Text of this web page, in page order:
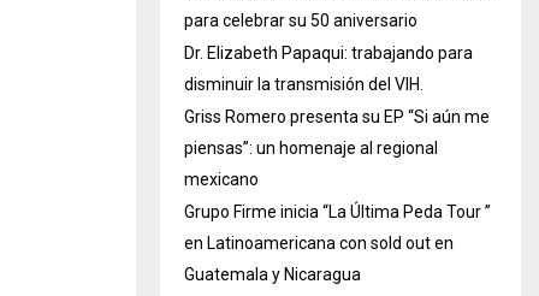
para celebrar su 50 aniversario
Dr. Elizabeth Papaqui: trabajando para
disminuir la transmisión del VIH.
Griss Romero presenta su EP “Si aún me
piensas”: un homenaje al regional
mexicano
Grupo Firme inicia “La Última Peda Tour ”
en Latinoamericana con sold out en
Guatemala y Nicaragua